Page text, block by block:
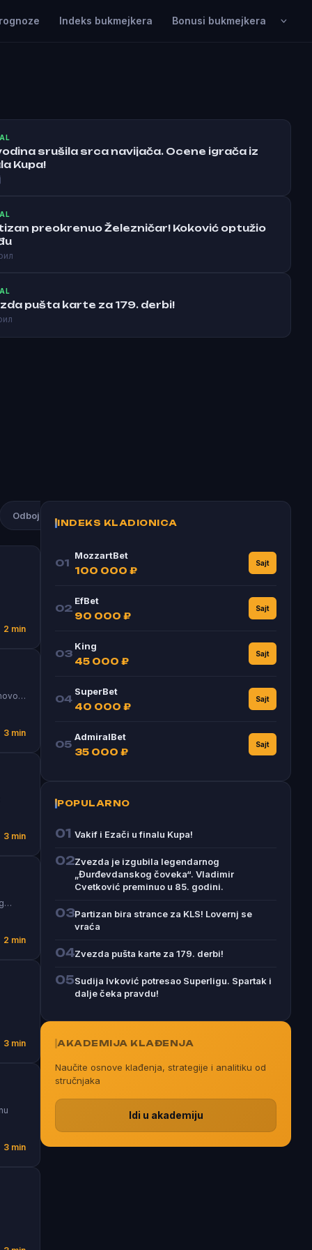
Indeks bukmejkera Bonusi bukmejkera
srušila srca navijača. Ocene igrača iz
Kupa!
preokrenuo Železničar! Koković optužio
pušta karte za 179. derbi!
Odbojka
2 min
3 min
3 min
2 min
3 min
3 min
INDEKS KLADIONICA
01
MozzartBet
100 000 ₽
Sajt
02
EfBet
90 000 ₽
Sajt
03
King
45 000 ₽
Sajt
04
SuperBet
40 000 ₽
Sajt
05
AdmiralBet
35 000 ₽
Sajt
POPULARNO
01 Vakif i Ezači u finalu Kupa!
02Zvezda je izgubila legendarnog
„Đurđevdanskog čoveka“. Vladimir
Cvetković preminuo u 85. godini.
03Partizan bira strance za KLS! Lovernj se
vraća
04Zvezda pušta karte za 179. derbi!
05Sudija Ivković potresao Superligu. Spartak i
dalje čeka pravdu!
AKADEMIJA KLAĐENJA
Naučite osnove klađenja, strategije i analitiku od
stručnjaka
Idi u akademiju